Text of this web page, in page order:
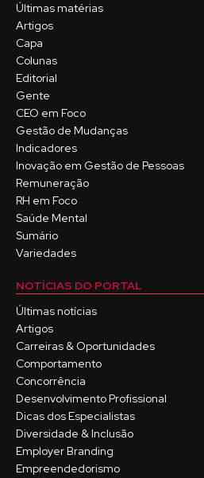
Últimas matérias
Artigos
Capa
Colunas
Editorial
Gente
CEO em Foco
Gestão de Mudanças
Indicadores
Inovação em Gestão de Pessoas
Remuneração
RH em Foco
Saúde Mental
Sumário
Variedades
NOTÍCIAS DO PORTAL
Últimas notícias
Artigos
Carreiras & Oportunidades
Comportamento
Concorrência
Desenvolvimento Profissional
Dicas dos Especialistas
Diversidade & Inclusão
Employer Branding
Empreendedorismo